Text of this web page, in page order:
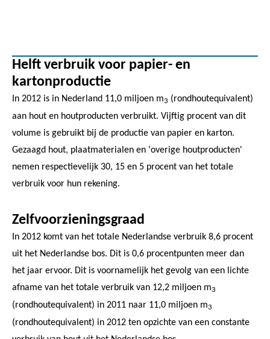
Helft verbruik voor papier- en
kartonproductie
In 2012 is in Nederland 11,0 miljoen m3 (rondhoutequivalent)
aan hout en houtproducten verbruikt. Vijftig procent van dit
volume is gebruikt bij de productie van papier en karton.
Gezaagd hout, plaatmaterialen en 'overige houtproducten'
nemen respectievelijk 30, 15 en 5 procent van het totale
verbruik voor hun rekening.
Zelfvoorzieningsgraad
In 2012 komt van het totale Nederlandse verbruik 8,6 procent
uit het Nederlandse bos. Dit is 0,6 procentpunten meer dan
het jaar ervoor. Dit is voornamelijk het gevolg van een lichte
afname van het totale verbruik van 12,2 miljoen m3
(rondhoutequivalent) in 2011 naar 11,0 miljoen m3
(rondhoutequivalent) in 2012 ten opzichte van een constante